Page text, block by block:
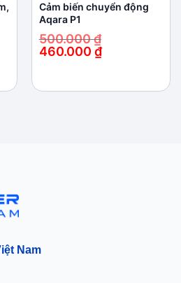
Cảm biến chuyển động
Aqara P1
500.000₫
500.000 ₫.
460.000 ₫
là:
Nam